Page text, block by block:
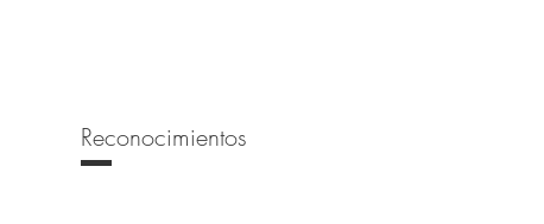
Reconocimientos